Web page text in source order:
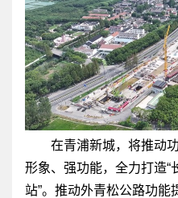
在青浦新城，将推动
形象、强功能，全力打造“
站”。推动外青松公路功能